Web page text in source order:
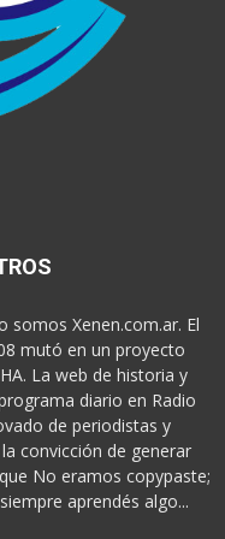
somos Xenen.com.ar. El
mutó en un proyecto
La web de historia y
diario en Radio
de periodistas y
convicción de generar
No eramos copypaste;
aprendés algo...